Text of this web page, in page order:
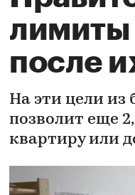
лимиты
после
На эти цели из
позволит еще
квартиру или